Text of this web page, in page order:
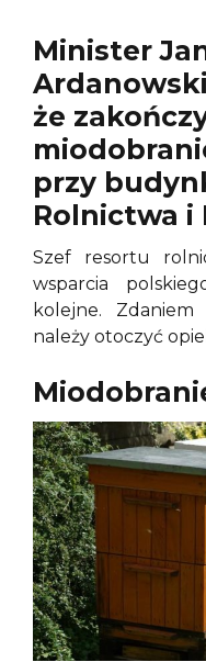
Minister
że
przy
Rolnictwa i
Szef resortu
wsparcia
kolejne. Zdaniem
należy otoczyć